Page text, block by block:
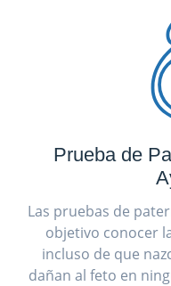
Prueba de
Las pruebas de
objetivo conocer
incluso de que
dañan al feto en